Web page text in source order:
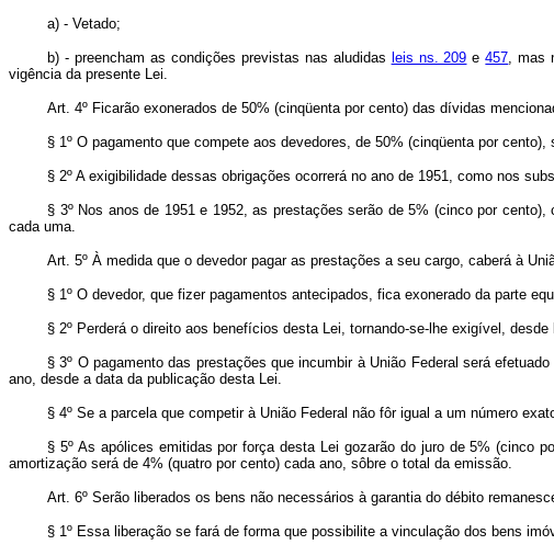
a) - Vetado;
b) - preencham as condições previstas nas aludidas leis ns. 209 e457, mas
vigência da presente Lei.
Art. 4º Ficarão exonerados de 50% (cinqüenta por cento) das dívidas
§ 1º O pagamento que compete aos devedores, de 50% (cinqüenta por
§ 2º A exigibilidade dessas obrigações ocorrerá no ano de 1951, como nos
§ 3º Nos anos de 1951 e 1952, as prestações serão de 5% (cinco por
cada uma.
Art. 5º À medida que o devedor pagar as prestações a seu cargo, caberá à
§ 1º O devedor, que fizer pagamentos antecipados, fica exonerado da parte
§ 2º Perderá o direito aos benefícios desta Lei, tornando-se-lhe exigível,
§ 3º O pagamento das prestações que incumbir à União Federal será
ano, desde a data da publicação desta Lei.
§ 4º Se a parcela que competir à União Federal não fôr igual a um número
§ 5º As apólices emitidas por força desta Lei gozarão do juro de 5% (cinco
amortização será de 4% (quatro por cento) cada ano, sôbre o total da emissão.
Art. 6º Serão liberados os bens não necessários à garantia do débito
§ 1º Essa liberação se fará de forma que possibilite a vinculação dos bens